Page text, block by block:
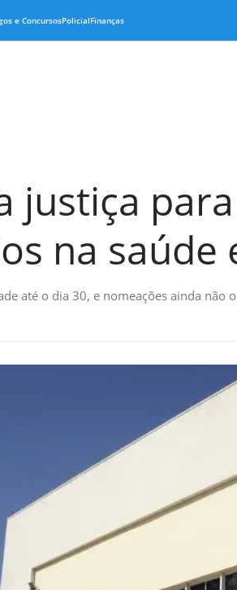
e ConcursosPolicialFinanças
justiça
na saúde
até o dia 30, e nomeações ainda não